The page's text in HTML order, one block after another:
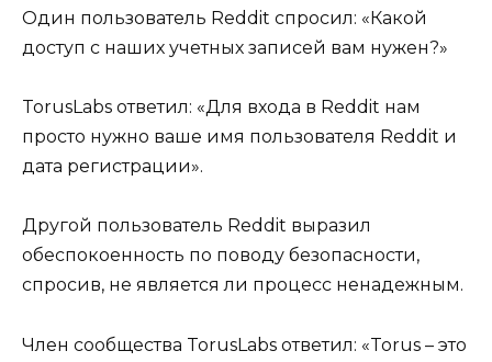
Один пользователь Reddit спросил: «Какой
доступ с наших учетных записей вам нужен?»
TorusLabs ответил: «Для входа в Reddit нам
просто нужно ваше имя пользователя Reddit и
дата регистрации».
Другой пользователь Reddit выразил
обеспокоенность по поводу безопасности,
спросив, не является ли процесс ненадежным.
Член сообщества TorusLabs ответил: «Torus – это